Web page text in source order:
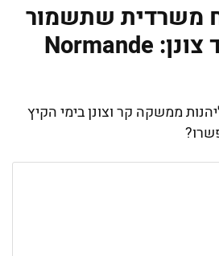
משרדית שתשמור
על המשרד צונן: Normande
ממשקה קר וצונן בימי הקיץ